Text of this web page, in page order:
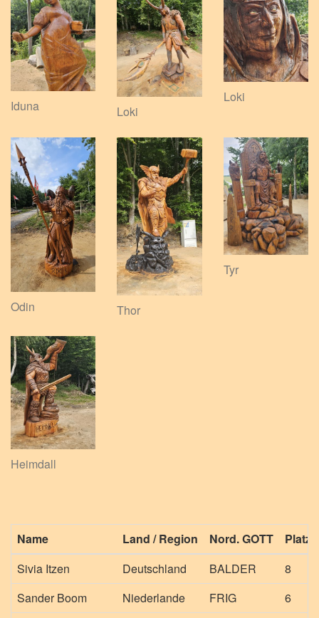
Iduna Loki
Loki
Odin Thor
Tyr
Heimdall
Name Land / Region Nord. GOTT
Platz
Sivia Itzen
Deutschland BALDER
8
Sander Boom
Niederlande FRIG 6